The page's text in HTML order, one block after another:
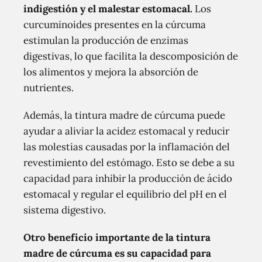
indigestión y el malestar estomacal. Los
curcuminoides presentes en la cúrcuma
estimulan la producción de enzimas
digestivas, lo que facilita la descomposición de
los alimentos y mejora la absorción de
nutrientes.
Además, la tintura madre de cúrcuma puede
ayudar a aliviar la acidez estomacal y reducir
las molestias causadas por la inflamación del
revestimiento del estómago. Esto se debe a su
capacidad para inhibir la producción de ácido
estomacal y regular el equilibrio del pH en el
sistema digestivo.
Otro beneficio importante de la tintura
madre de cúrcuma es su capacidad para